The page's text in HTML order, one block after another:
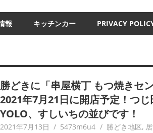
報 キッチンカー PRIVACY
勝どきに「串屋横丁 もつ焼きセ
2021年7月21日に開店予定！つじ
YOLO、すしいちの並びです！
2021年7月13日 5473m6u4 勝どき地区,